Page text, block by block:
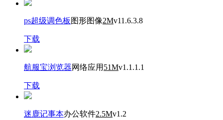
ps超级调色板 图形图像2Mv11.6.3.8
下载
航服宝浏览器网络应用 51Mv1.1.1.1
下载
迷鹿记事本办公软件2.5Mv1.2